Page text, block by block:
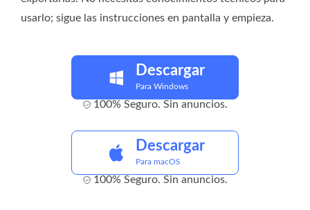
usarlo; sigue las instrucciones en pantalla y empieza.
Descargar
Para Windows
100% Seguro. Sin anuncios.
Descargar
Para macOS
100% Seguro. Sin anuncios.